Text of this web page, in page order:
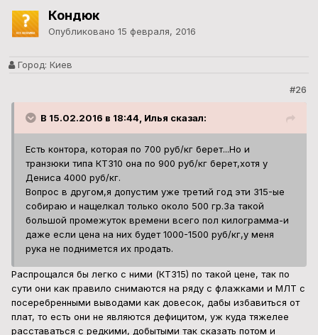
Кондюк
Опубликовано 15 февраля, 2016
Город: Киев
#26
В 15.02.2016 в 18:44, Илья сказал:
Есть контора, которая по 700 руб/кг берет...Но и
транзюки типа КТ310 она по 900 руб/кг берет,хотя у
Дениса 4000 руб/кг.
Вопрос в другом,я допустим уже третий год эти 315-ые
собираю и нащелкал только около 500 гр.За такой
большой промежуток времени всего пол килограмма-и
даже если цена на них будет 1000-1500 руб/кг,у меня
рука не поднимется их продать.
Распрощался бы легко с ними (КТ315) по такой цене, так по
сути они как правило снимаются на ряду с флажками и МЛТ с
посеребренными выводами как довесок, дабы избавиться от
плат, то есть они не являются дефицитом, уж куда тяжелее
расставаться с редкими, добытыми так сказать потом и